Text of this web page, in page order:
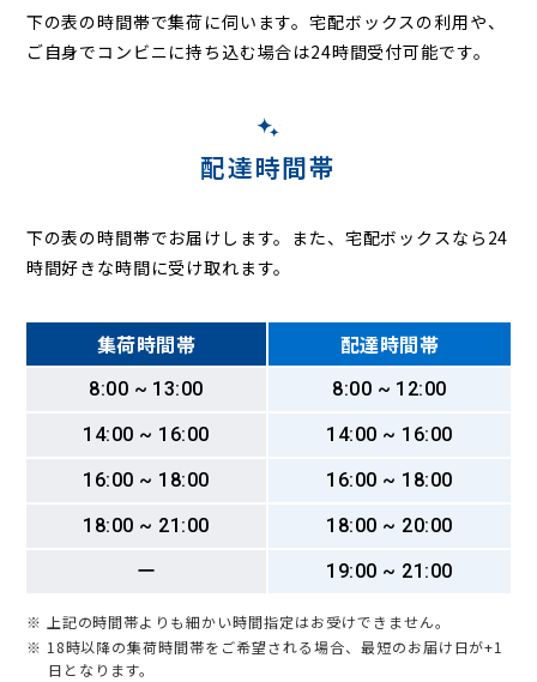
下の表の時間帯で集荷に伺います。宅配ボックスの利用や、
ご自身でコンビニに持ち込む場合は24時間受付可能です。
配達時間帯
下の表の時間帯でお届けします。また、宅配ボックスなら24
時間好きな時間に受け取れます。
集荷時間帯 配達時間帯
8:00 ~ 13:00
8:00 ~ 12:00
14:00 ~ 16:00
14:00 ~ 16:00
16:00 ~ 18:00
16:00 ~ 18:00
18:00 ~ 21:00
18:00 ~ 20:00
ー
19:00 ~ 21:00
※ 上記の時間帯よりも細かい時間指定はお受けできません。
※ 18時以降の集荷時間帯をご希望される場合、最短のお届け日が+1
日となります。